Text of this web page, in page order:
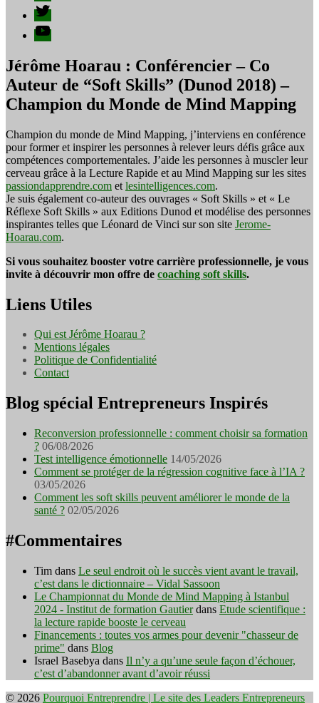
Twitter
YouTube
Jérôme Hoarau : Conférencier – Co
Auteur de “Soft Skills” (Dunod 2018) –
Champion du Monde de Mind Mapping
Champion du monde de Mind Mapping, j’interviens en conférence
pour former et inspirer les personnes à relever leurs défis grâce aux
compétences comportementales. J’aide les personnes à muscler leur
cerveau grâce à la Lecture Rapide et au Mind Mapping sur les sites
passiondapprendre.com et lesintelligences.com.
Je suis également co-auteur des ouvrages « Soft Skills » et « Le
Réflexe Soft Skills » aux Editions Dunod et modélise des personnes
inspirantes telles que Léonard de Vinci sur son site Jerome-
Hoarau.com.
Si vous souhaitez booster votre carrière professionnelle, je vous
invite à découvrir mon offre de coaching soft skills.
Liens Utiles
Qui est Jérôme Hoarau ?
Mentions légales
Politique de Confidentialité
Contact
Blog spécial Entrepreneurs Inspirés
Reconversion professionnelle : comment choisir sa formation
? 06/08/2026
Test intelligence émotionnelle 14/05/2026
Comment se protéger de la régression cognitive face à l’IA ?
03/05/2026
Comment les soft skills peuvent améliorer le monde de la
santé ? 02/05/2026
#Commentaires
Tim dans Le seul endroit où le succès vient avant le travail,
c’est dans le dictionnaire – Vidal Sassoon
Le Championnat du Monde de Mind Mapping à Istanbul
2024 - Institut de formation Gautierdans Etude scientifique :
la lecture rapide booste le cerveau
Financements : toutes vos armes pour devenir "chasseur de
prime" dans Blog
Israel Basebya dans Il n’y a qu’une seule façon d’échouer,
c’est d’abandonner avant d’avoir réussi
© 2026 Pourquoi Entreprendre | Le site des Leaders Entrepreneurs